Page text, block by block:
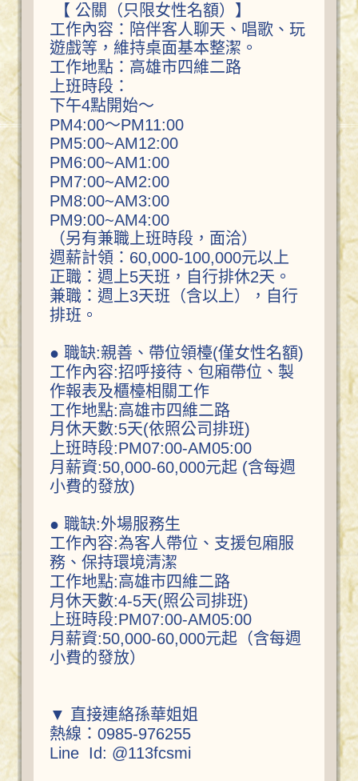
【 公關（只限女性名額）】
工作內容：陪伴客人聊天、唱歌、玩
遊戲等，維持桌面基本整潔。
工作地點：高雄市四維二路
上班時段：
下午4點開始～
PM4:00～PM11:00
PM5:00~AM12:00
PM6:00~AM1:00
PM7:00~AM2:00
PM8:00~AM3:00
PM9:00~AM4:00
（另有兼職上班時段，面洽）
週薪計領：60,000-100,000元以上
正職：週上5天班，自行排休2天。
兼職：週上3天班（含以上），自行
排班。
● 職缺:親善、帶位領檯(僅女性名額)
工作內容:招呼接待、包廂帶位、製
作報表及櫃檯相關工作
工作地點:高雄市四維二路
月休天數:5天(依照公司排班)
上班時段:PM07:00-AM05:00
月薪資:50,000-60,000元起 (含每週
小費的發放)
● 職缺:外場服務生
工作內容:為客人帶位、支援包廂服
務、保持環境清潔
工作地點:高雄市四維二路
月休天數:4-5天(照公司排班)
上班時段:PM07:00-AM05:00
月薪資:50,000-60,000元起（含每週
小費的發放）
▼ 直接連絡孫華姐姐
熱線：0985-976255
Line Id: @113fcsmi